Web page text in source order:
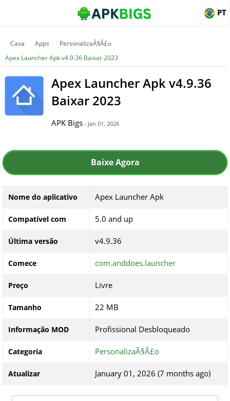
PT
Casa Apps
PersonalizaÃ§Ã£o
Apex Launcher Apk v4.9.36 Baixar 2023
Apex Launcher Apk v4.9.36
Baixar 2023
APK Bigs - Jan 01, 2026
Baixe Agora
Nome do aplicativo Apex Launcher Apk
Compatível com 5.0 and up
Última versão v4.9.36
Comece com.anddoes.launcher
Preço Livre
Tamanho 22 MB
Informação MOD Profissional Desbloqueado
Categoria PersonalizaÃ§Ã£o
Atualizar January 01, 2026 (7 months ago)